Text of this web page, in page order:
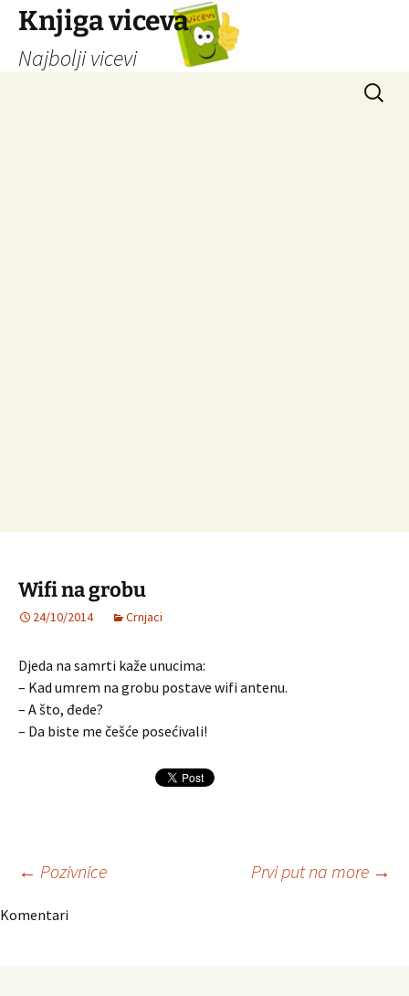
Knjiga viceva
Najbolji vicevi
Wifi na grobu
24/10/2014 Crnjaci
Djeda na samrti kaže unucima:
– Kad umrem na grobu postave wifi antenu.
– A što, đede?
– Da biste me češće posećivali!
Navigacija
← Pozivnice Prvi put na more →
Komentari